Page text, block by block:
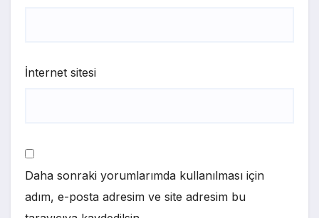
İnternet sitesi
Daha sonraki yorumlarımda kullanılması için
adım, e-posta adresim ve site adresim bu